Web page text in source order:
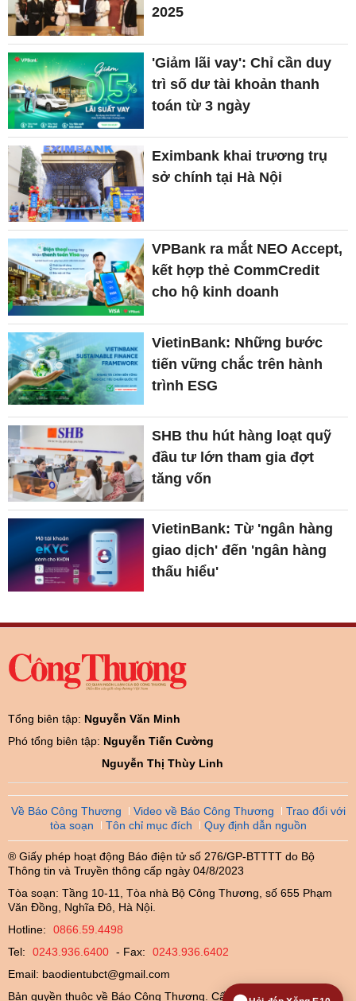
2025
'Giảm lãi vay': Chỉ cần duy
trì số dư tài khoản thanh
toán từ 3 ngày
Eximbank khai trương trụ
sở chính tại Hà Nội
VPBank ra mắt NEO Accept,
kết hợp thẻ CommCredit
cho hộ kinh doanh
VietinBank: Những bước
tiến vững chắc trên hành
trình ESG
SHB thu hút hàng loạt quỹ
đầu tư lớn tham gia đợt
tăng vốn
VietinBank: Từ 'ngân hàng
giao dịch' đến 'ngân hàng
thấu hiểu'
Tổng biên tập: Nguyễn Văn Minh
Phó tổng biên tập: Nguyễn Tiến Cường
Nguyễn Thị Thùy Linh
Về Báo Công Thương Video về Báo Công Thương
Trao đổi với
tòa soạn
Tôn chỉ mục đích Quy định dẫn nguồn
® Giấy phép hoạt động Báo điện tử số 276/GP-BTTTT do Bộ
Thông tin và Truyền thông cấp ngày 04/8/2023
Tòa soạn: Tầng 10-11, Tòa nhà Bộ Công Thương, số 655 Phạm
Văn Đồng, Nghĩa Đô, Hà Nội.
Hotline:
0866.59.4498
Tel:
0243.936.6400 - Fax:
0243.936.6402
Email: baodientubct@gmail.com
Bản quyền thuộc về Báo Công Thương. Cấm sao chép dưới mọi